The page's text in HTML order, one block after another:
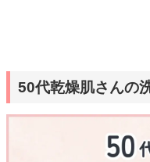
50代乾燥肌さんの